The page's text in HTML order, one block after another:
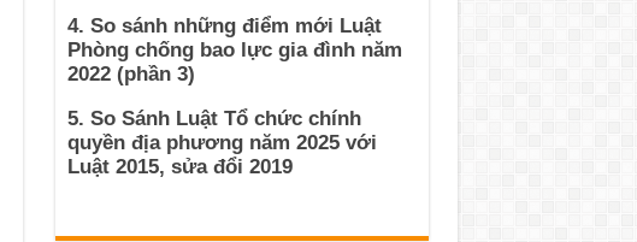
4. So sánh những điểm mới Luật
Phòng chống bao lực gia đình năm
2022 (phần 3)
5. So Sánh Luật Tổ chức chính
quyền địa phương năm 2025 với
Luật 2015, sửa đổi 2019